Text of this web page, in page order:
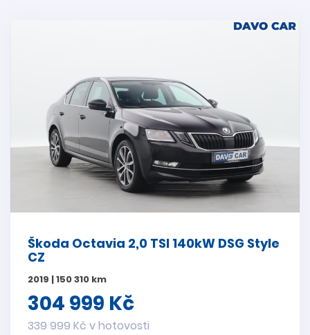
Škoda Octavia 2,0 TSI 140kW DSG Style
CZ
2019 | 150 310 km
304 999 Kč
339 999 Kč v hotovosti